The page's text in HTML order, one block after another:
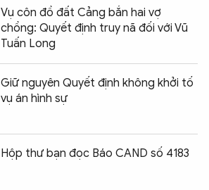
Vụ côn đồ đất Cảng bắn hai vợ
chồng: Quyết định truy nã đối với Vũ
Tuấn Long
Giữ nguyên Quyết định không khởi tố
vụ án hình sự
Hộp thư bạn đọc Báo CAND số 4183